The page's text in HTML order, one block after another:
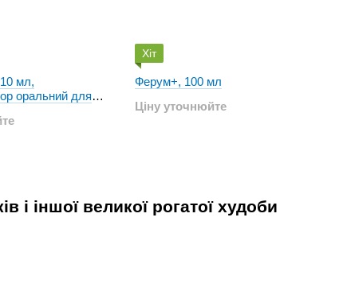
і іншої великої рогатої худоби
10 мл,
оральний для
Хіт
Ферум+, 100 мл
Ціну уточнюйте